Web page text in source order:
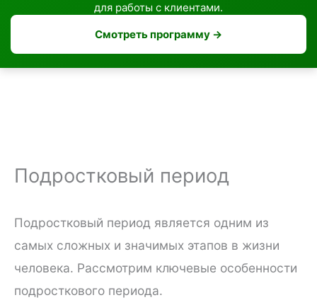
для работы с клиентами.
Смотреть программу →
Подростковый период
Подростковый период является одним из
самых сложных и значимых этапов в жизни
человека. Рассмотрим ключевые особенности
подросткового периода.